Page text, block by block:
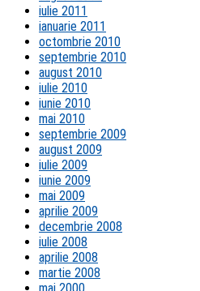
iulie 2011
ianuarie 2011
octombrie 2010
septembrie 2010
august 2010
iulie 2010
iunie 2010
mai 2010
septembrie 2009
august 2009
iulie 2009
iunie 2009
mai 2009
aprilie 2009
decembrie 2008
iulie 2008
aprilie 2008
martie 2008